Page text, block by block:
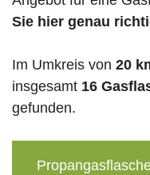
Sie hier genau
Im Umkreis von 20
insgesamt 16
gefunden.